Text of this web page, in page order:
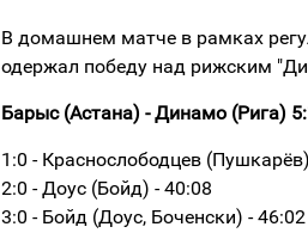
В домашнем матче в рамках
одержал победу над рижским
Барыс (Астана) - Динамо (Рига)
1:0 - Краснослободцев
2:0 - Доус (Бойд) - 40:08
3:0 - Бойд (Доус, Боченски) - 46:02